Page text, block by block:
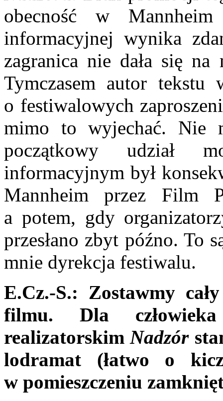
obecność w
informacyj­nej wynika
zagranica nie dała się
Tymczasem autor tekstu
o festiwalowych
mimo to wyjechać. Nie
początkowy udział
informacyjnym był
Mannheim przez Film
a potem, gdy
przesłano zbyt późno. To
mnie dyrekcja festiwalu.
E.Cz.-S.: Zostawmy
filmu. Dla
realizatorskimNa­dzór
lodramat (łatwo o
w pomieszczeniu